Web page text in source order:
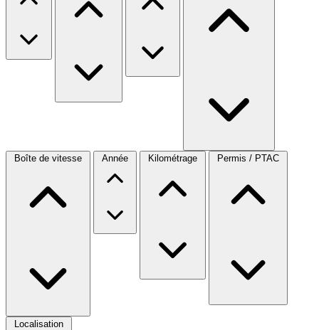
Boîte de vitesse Année Kilométrage Permis / PTAC
Localisation